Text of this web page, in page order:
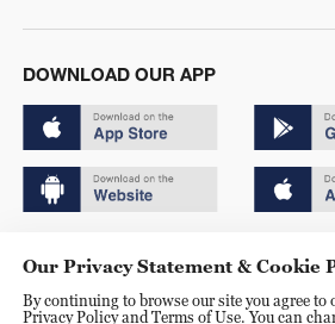
DOWNLOAD OUR APP
京ICP备20000184号
Our Privacy Statement & Cookie
By continuing to browse our site you agree to
Privacy Policy and Terms of Use. You can